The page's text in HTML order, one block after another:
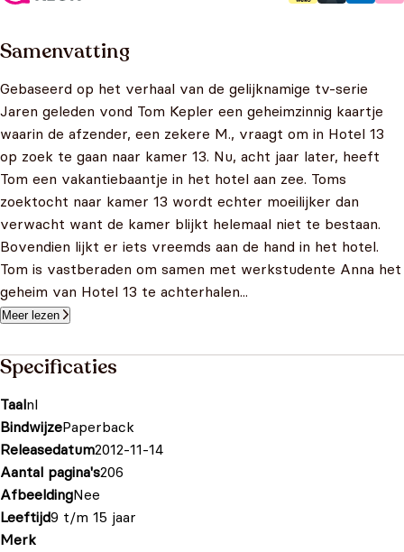
Samenvatting
Gebaseerd op het verhaal van de gelijknamige tv-serie
Jaren geleden vond Tom Kepler een geheimzinnig kaartje
waarin de afzender, een zekere M., vraagt om in Hotel 13
op zoek te gaan naar kamer 13. Nu, acht jaar later, heeft
Tom een vakantiebaantje in het hotel aan zee. Toms
zoektocht naar kamer 13 wordt echter moeilijker dan
verwacht want de kamer blijkt helemaal niet te bestaan.
Bovendien lijkt er iets vreemds aan de hand in het hotel.
Tom is vastberaden om samen met werkstudente Anna het
geheim van Hotel 13 te achterhalen...
Meer lezen
Specificaties
Taalnl
BindwijzePaperback
Releasedatum2012-11-14
Aantal pagina's206
AfbeeldingNee
Leeftijd9 t/m 15 jaar
Merk